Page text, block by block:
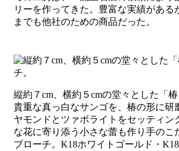
リーを作ってきた。豊富な実績がある
までも他社のための商品だった。
縦約７cm、横約５cmの堂々とした「椿
貴重な真っ白なサンゴを、椿の形に研
ヤモンドとツァボライトをセッティン
な花に寄り添う小さな蕾も作り手のこ
ブローチ。K18ホワイトゴールド・